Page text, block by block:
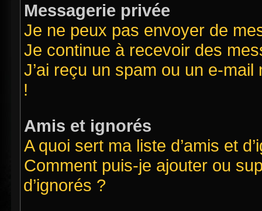
Messagerie privée
Je ne peux pas envoyer de
Je continue à recevoir des
J’ai reçu un spam ou un e-
!
Amis et ignorés
A quoi sert ma liste d’amis et
Comment puis-je ajouter ou
d’ignorés ?